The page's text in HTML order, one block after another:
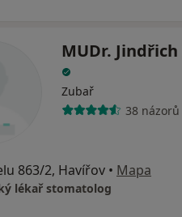
MUDr.
Zubař
38 názorů
863/2, Havířov • Mapa
lékař stomatolog